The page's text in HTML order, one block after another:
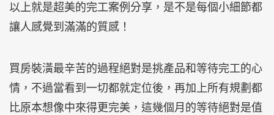
以上就是超美的完工案例分享，是不是每個小細節都
讓人感覺到滿滿的質感！
買房裝潢最辛苦的過程絕對是挑產品和等待完工的心
情，不過當看到一切都就定位後，再加上所有規劃都
比原本想像中來得更完美，這幾個月的等待絕對是值